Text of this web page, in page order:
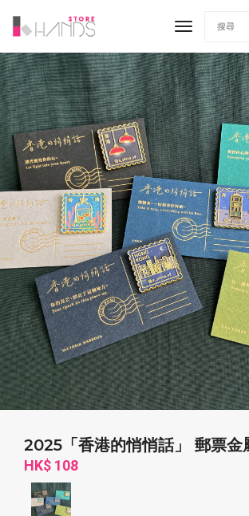
toggle
2025「香港的悄悄話」 郵票金
HK$ 108